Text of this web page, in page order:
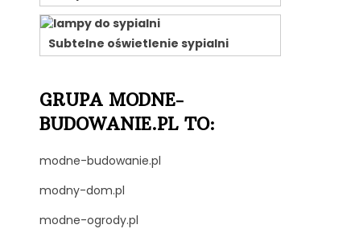
Subtelne oświetlenie sypialni
GRUPA MODNE-
BUDOWANIE.PL TO:
modne-budowanie.pl
modny-dom.pl
modne-ogrody.pl